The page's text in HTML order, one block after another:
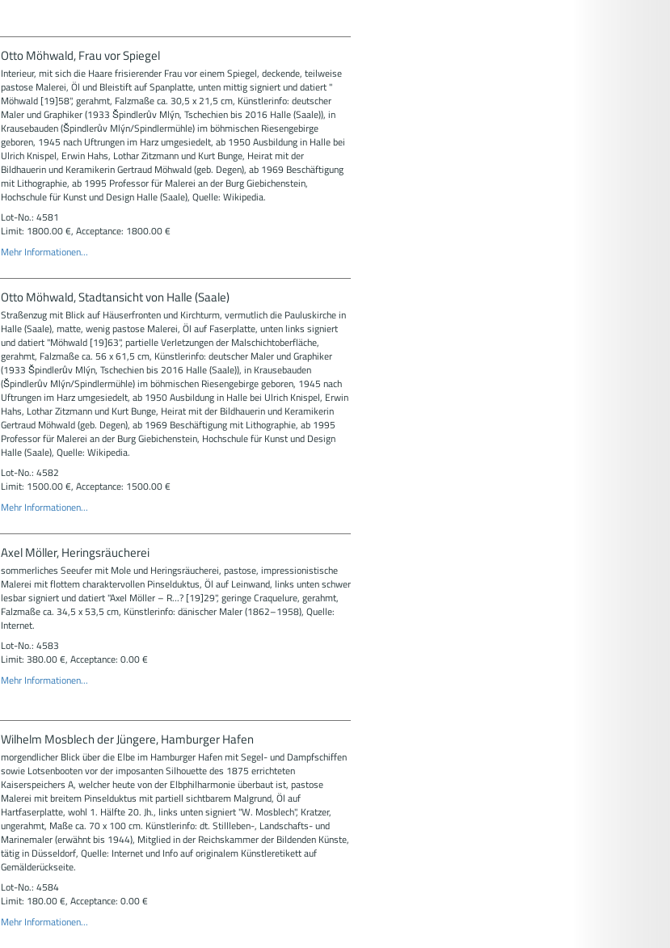
Otto Möhwald, Frau vor Spiegel
Interieur, mit sich die Haare frisierender Frau vor einem Spiegel, deckende, teilweise
pastose Malerei, Öl und Bleistift auf Spanplatte, unten mittig signiert und datiert "
Möhwald [19]58", gerahmt, Falzmaße ca. 30,5 x 21,5 cm, Künstlerinfo: deutscher
Maler und Graphiker (1933 Špindlerův Mlýn, Tschechien bis 2016 Halle (Saale)), in
Krausebauden (Špindlerův Mlýn/Spindlermühle) im böhmischen Riesengebirge
geboren, 1945 nach Uftrungen im Harz umgesiedelt, ab 1950 Ausbildung in Halle bei
Ulrich Knispel, Erwin Hahs, Lothar Zitzmann und Kurt Bunge, Heirat mit der
Bildhauerin und Keramikerin Gertraud Möhwald (geb. Degen), ab 1969 Beschäftigung
mit Lithographie, ab 1995 Professor für Malerei an der Burg Giebichenstein,
Hochschule für Kunst und Design Halle (Saale), Quelle: Wikipedia.
Lot-No.: 4581
Limit: 1800.00 €, Acceptance: 1800.00 €
Mehr Informationen...
Otto Möhwald, Stadtansicht von Halle (Saale)
Straßenzug mit Blick auf Häuserfronten und Kirchturm, vermutlich die Pauluskirche in
Halle (Saale), matte, wenig pastose Malerei, Öl auf Faserplatte, unten links signiert
und datiert "Möhwald [19]63", partielle Verletzungen der Malschichtoberfläche,
gerahmt, Falzmaße ca. 56 x 61,5 cm, Künstlerinfo: deutscher Maler und Graphiker
(1933 Špindlerův Mlýn, Tschechien bis 2016 Halle (Saale)), in Krausebauden
(Špindlerův Mlýn/Spindlermühle) im böhmischen Riesengebirge geboren, 1945 nach
Uftrungen im Harz umgesiedelt, ab 1950 Ausbildung in Halle bei Ulrich Knispel, Erwin
Hahs, Lothar Zitzmann und Kurt Bunge, Heirat mit der Bildhauerin und Keramikerin
Gertraud Möhwald (geb. Degen), ab 1969 Beschäftigung mit Lithographie, ab 1995
Professor für Malerei an der Burg Giebichenstein, Hochschule für Kunst und Design
Halle (Saale), Quelle: Wikipedia.
Lot-No.: 4582
Limit: 1500.00 €, Acceptance: 1500.00 €
Mehr Informationen...
Axel Möller, Heringsräucherei
sommerliches Seeufer mit Mole und Heringsräucherei, pastose, impressionistische
Malerei mit flottem charaktervollen Pinselduktus, Öl auf Leinwand, links unten schwer
lesbar signiert und datiert "Axel Möller – R...? [19]29", geringe Craquelure, gerahmt,
Falzmaße ca. 34,5 x 53,5 cm, Künstlerinfo: dänischer Maler (1862–1958), Quelle:
Internet.
Lot-No.: 4583
Limit: 380.00 €, Acceptance: 0.00 €
Mehr Informationen...
Wilhelm Mosblech der Jüngere, Hamburger Hafen
morgendlicher Blick über die Elbe im Hamburger Hafen mit Segel- und Dampfschiffen
sowie Lotsenbooten vor der imposanten Silhouette des 1875 errichteten
Kaiserspeichers A, welcher heute von der Elbphilharmonie überbaut ist, pastose
Malerei mit breitem Pinselduktus mit partiell sichtbarem Malgrund, Öl auf
Hartfaserplatte, wohl 1. Hälfte 20. Jh., links unten signiert "W. Mosblech", Kratzer,
ungerahmt, Maße ca. 70 x 100 cm. Künstlerinfo: dt. Stillleben-, Landschafts- und
Marinemaler (erwähnt bis 1944), Mitglied in der Reichskammer der Bildenden Künste,
tätig in Düsseldorf, Quelle: Internet und Info auf originalem Künstleretikett auf
Gemälderückseite.
Lot-No.: 4584
Limit: 180.00 €, Acceptance: 0.00 €
Mehr Informationen...